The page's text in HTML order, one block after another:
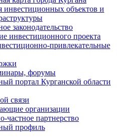
инвестиционных объектов и
законодательство
инвестиционного проекта
привлекательные
форумы
портал Курганской области
связи
организации
частное партнерство
профиль